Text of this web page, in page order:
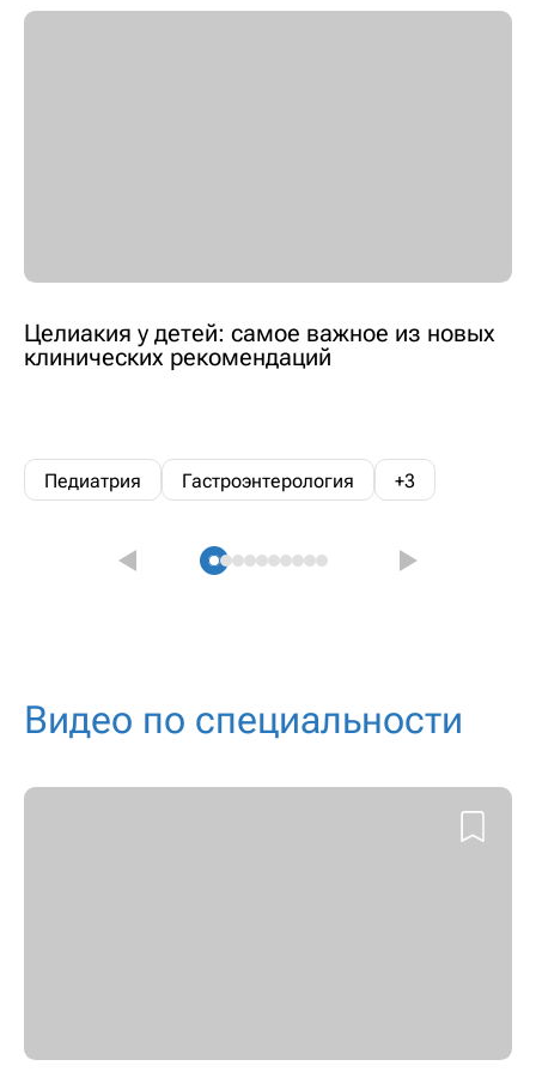
Целиакия у детей: самое важное из новых
клинических рекомендаций
Педиатрия Гастроэнтерология +3
Видео по специальности